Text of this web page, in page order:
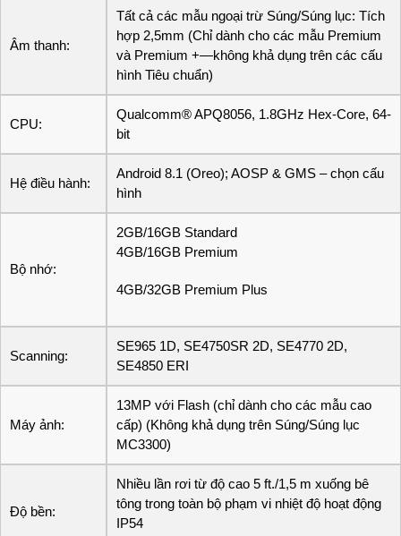
Âm thanh:
Tất cả các mẫu ngoại trừ Súng/Súng lục: Tích
hợp 2,5mm (Chỉ dành cho các mẫu Premium
và Premium +—không khả dụng trên các cấu
hình Tiêu chuẩn)
CPU:
Qualcomm® APQ8056, 1.8GHz Hex-Core, 64-
bit
Hệ điều hành:
Android 8.1 (Oreo); AOSP & GMS – chọn cấu
hình
Bộ nhớ:
2GB/16GB Standard
4GB/16GB Premium
4GB/32GB Premium Plus
Scanning:
SE965 1D, SE4750SR 2D, SE4770 2D,
SE4850 ERI
Máy ảnh:
13MP với Flash (chỉ dành cho các mẫu cao
cấp) (Không khả dụng trên Súng/Súng lục
MC3300)
Độ bền:
Nhiều lần rơi từ độ cao 5 ft./1,5 m xuống bê
tông trong toàn bộ phạm vi nhiệt độ hoạt động
IP54